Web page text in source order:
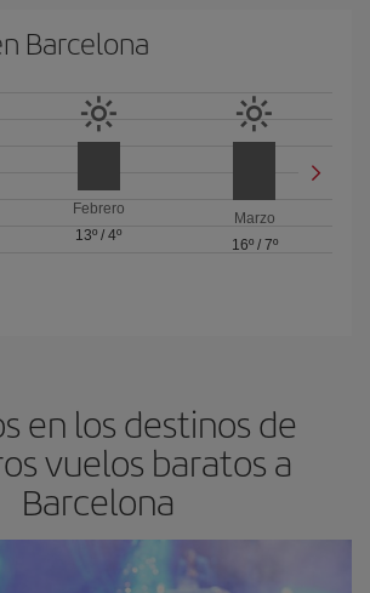
Barcelona
Febrero
13º / 4º
Marzo
16º/ 7º
en los destinos de
vuelos baratos a
Barcelona